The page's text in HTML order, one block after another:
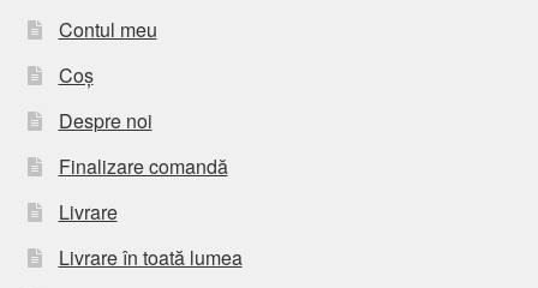
Contul meu
Coș
Despre noi
Finalizare comandă
Livrare
Livrare în toată lumea